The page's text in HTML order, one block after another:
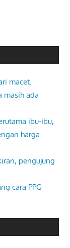
macet.
masih ada
ibu-ibu,
harga
pengujung
cara PPG